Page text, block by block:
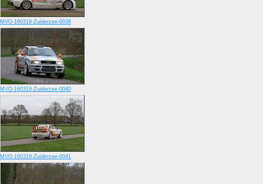
MVO-160319-Zuiderzee-0038
MVO-160319-Zuiderzee-0040
MVO-160319-Zuiderzee-0041